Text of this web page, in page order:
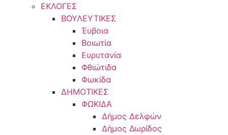
ΕΚΛΟΓΕΣ
ΒΟΥΛΕΥΤΙΚΕΣ
Έυβοια
Βοιωτία
Ευρυτανία
Φθιώτιδα
Φωκίδα
ΔΗΜΟΤΙΚΕΣ
ΦΩΚΙΔΑ
Δήμος Δελφών
Δήμος Δωρίδος